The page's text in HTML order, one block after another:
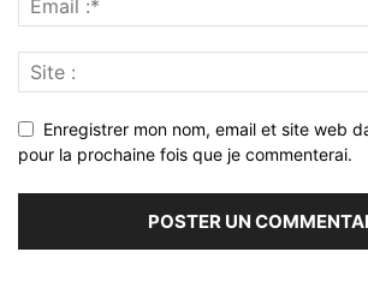
Enregistrer mon nom, email et site web
pour la prochaine fois que je commenterai.